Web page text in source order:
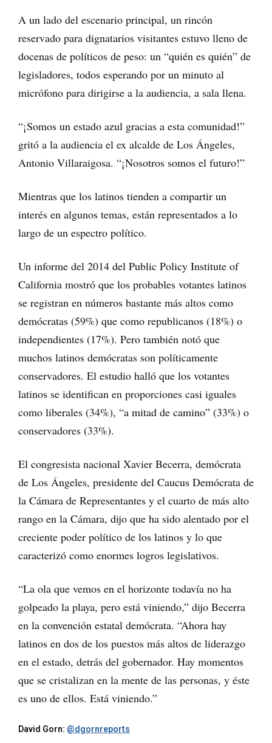
A un lado del escenario principal, un rincón
reservado para dignatarios visitantes estuvo lleno de
docenas de políticos de peso: un “quién es quién” de
legisladores, todos esperando por un minuto al
micrófono para dirigirse a la audiencia, a sala llena.
“¡Somos un estado azul gracias a esta comunidad!”
gritó a la audiencia el ex alcalde de Los Ángeles,
Antonio Villaraigosa. “¡Nosotros somos el futuro!”
Mientras que los latinos tienden a compartir un
interés en algunos temas, están representados a lo
largo de un espectro político.
Un informe del 2014 del Public Policy Institute of
California mostró que los probables votantes latinos
se registran en números bastante más altos como
demócratas (59%) que como republicanos (18%) o
independientes (17%). Pero también notó que
muchos latinos demócratas son políticamente
conservadores. El estudio halló que los votantes
latinos se identifican en proporciones casi iguales
como liberales (34%), “a mitad de camino” (33%) o
conservadores (33%).
El congresista nacional Xavier Becerra, demócrata
de Los Ángeles, presidente del Caucus Demócrata de
la Cámara de Representantes y el cuarto de más alto
rango en la Cámara, dijo que ha sido alentado por el
creciente poder político de los latinos y lo que
caracterizó como enormes logros legislativos.
“La ola que vemos en el horizonte todavía no ha
golpeado la playa, pero está viniendo,” dijo Becerra
en la convención estatal demócrata. “Ahora hay
latinos en dos de los puestos más altos de liderazgo
en el estado, detrás del gobernador. Hay momentos
que se cristalizan en la mente de las personas, y éste
es uno de ellos. Está viniendo.”
David Gorn: @dgornreports